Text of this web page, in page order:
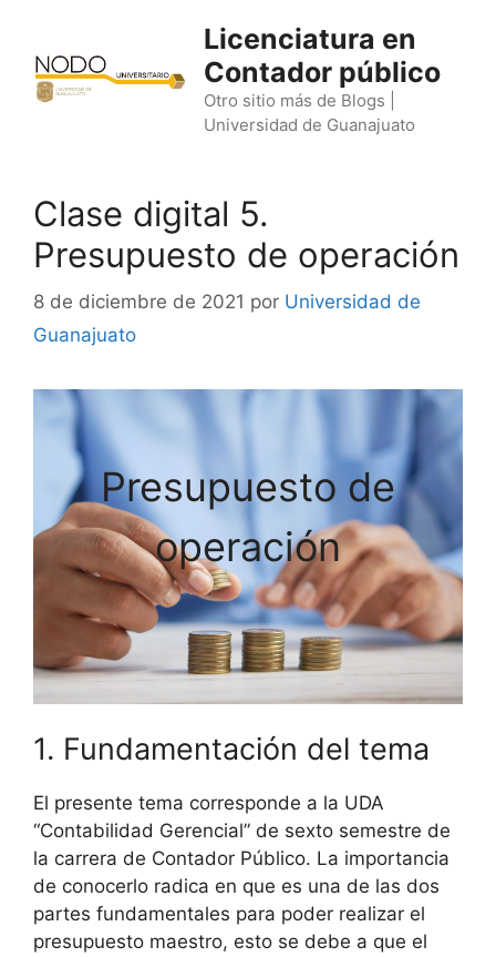
contenido
Licenciatura en
Contador público
Otro sitio más de Blogs |
Universidad de Guanajuato
Clase digital 5.
Presupuesto de operación
8 de diciembre de 2021 por Universidad de
Guanajuato
Presupuesto de
operación
1. Fundamentación del tema
El presente tema corresponde a la UDA
“Contabilidad Gerencial” de sexto semestre de
la carrera de Contador Público. La importancia
de conocerlo radica en que es una de las dos
partes fundamentales para poder realizar el
presupuesto maestro, esto se debe a que el